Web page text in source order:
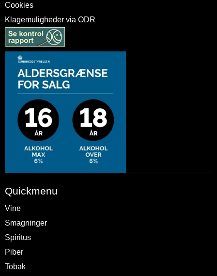
Cookies
Klagemuligheder via ODR
Quickmenu
Vine
Smagninger
Spiritus
Piber
Tobak